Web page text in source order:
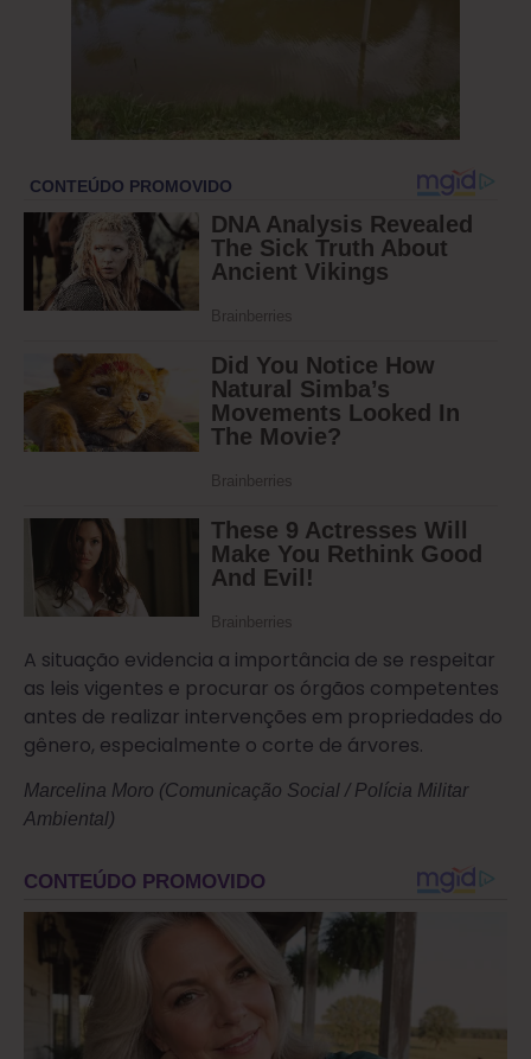
A situação evidencia a importância de se respeitar
as leis vigentes e procurar os órgãos competentes
antes de realizar intervenções em propriedades do
gênero, especialmente o corte de árvores.
Marcelina Moro (Comunicação Social / Polícia Militar
Ambiental)